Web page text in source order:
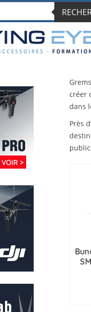
créer
dans
Près